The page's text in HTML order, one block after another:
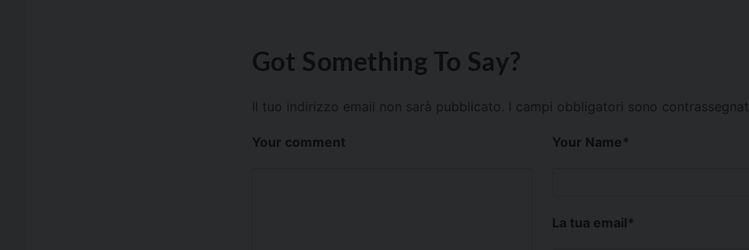
Got Something To Say?
Il tuo indirizzo email non sarà pubblicato. I campi obbligatori sono contrassegnati
Your comment Your Name*
La tua email*